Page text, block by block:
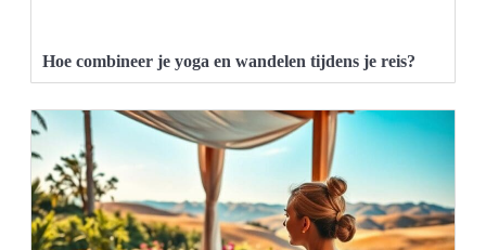
Hoe combineer je yoga en wandelen tijdens je reis?